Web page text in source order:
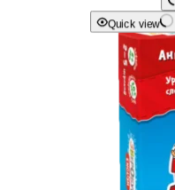
Quick view